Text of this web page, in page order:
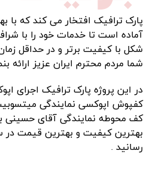
پارک ترافیک افتخار می کند که با
آماده است تا خدمات خود را با
شکل با کیفیت برتر و در حداقل
شما مردم محترم ایران عزیز ارائه
در این پروژه پارک ترافیک اجرای
کفپوش اپوکسی نمایندگی
کف محوطه نمایندگی آقای حسینی
رسانید .